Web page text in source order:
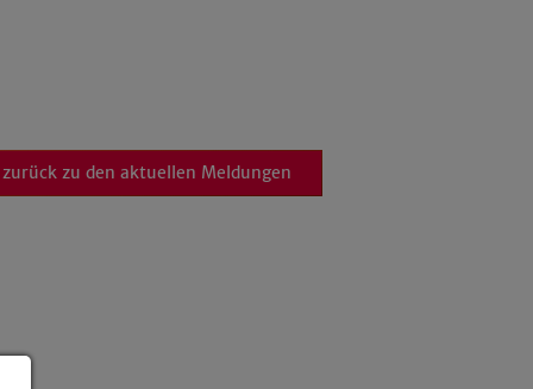
zurück zu den aktuellen Meldungen